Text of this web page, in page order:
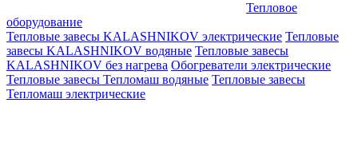
Тепловое
оборудование
Тепловые завесы KALASHNIKOV электрические Тепловые
завесы KALASHNIKOV водяные Тепловые завесы
KALASHNIKOV без нагрева Обогреватели электрические
Тепловые завесы Тепломаш водяные Тепловые завесы
Тепломаш электрические